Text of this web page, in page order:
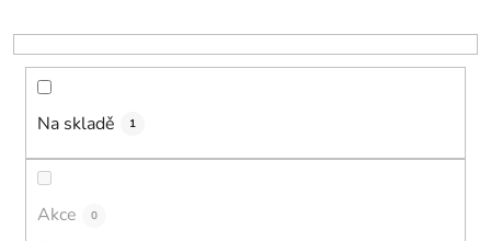
k
t
Na skladě 1
Akce 0